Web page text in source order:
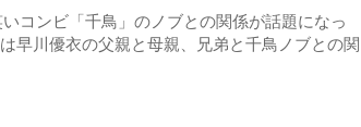
コンビ「千鳥」のノブとの関係が話題になっ
早川優衣の父親と母親、兄弟と千鳥ノブとの関